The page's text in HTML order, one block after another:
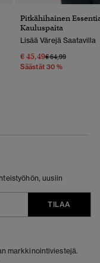
Pitkähihainen
Kauluspaita
Lisää Värejä Saatavilla
€ 45,49Hinta Alennettu
€ 64,99Hintaan
Säästät 30 %
uusiin
TILAA
markkinointiviestejä.